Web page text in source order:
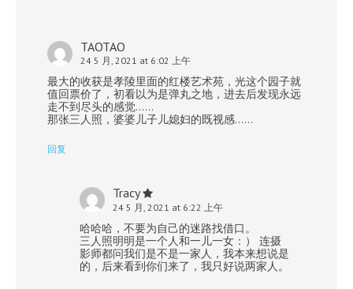
TAOTAO
24 5 月, 2021 at 6:02 上午
最大的收获是孝陵里面的红楼艺术苑，光这个园子就
值回票价了，初看以为是弹丸之地，进去后发现永远
走不到尽头的感觉……
那张三人照，婆婆儿子儿媳妇的既视感……
回复
Tracy
24 5 月, 2021 at 6:22 上午
哈哈哈，不要为自己的迷路找借口。
三人照明明是一个人和一儿一女：） 连摄
影师都问我们是不是一家人，我本来想说是
的，后来看到你们来了，我只好说两家人。